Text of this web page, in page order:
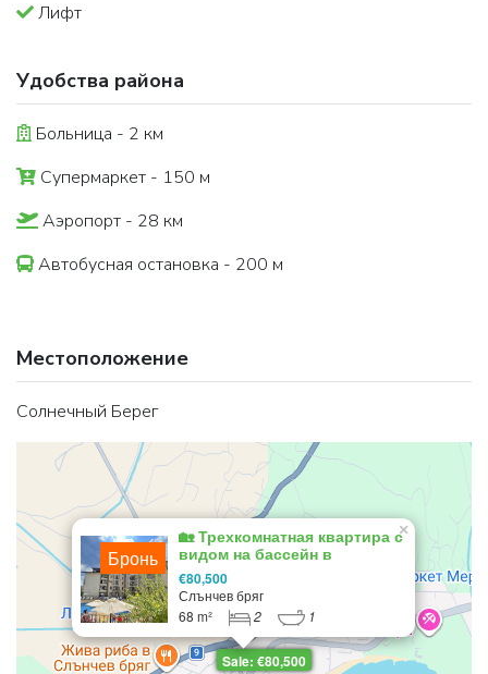
Лифт
Удобства района
Больница - 2 км
Супермаркет - 150 м
Аэропорт - 28 км
Автобусная остановка - 200 м
Местоположение
Солнечный Берег
Sale: €80,500
Бронь
🏡 Трехкомнатная квартира с
видом на бассейн в
благоустроенном комплексе
🌊
€80,500
Слънчев бряг
68 m²
2 1
×